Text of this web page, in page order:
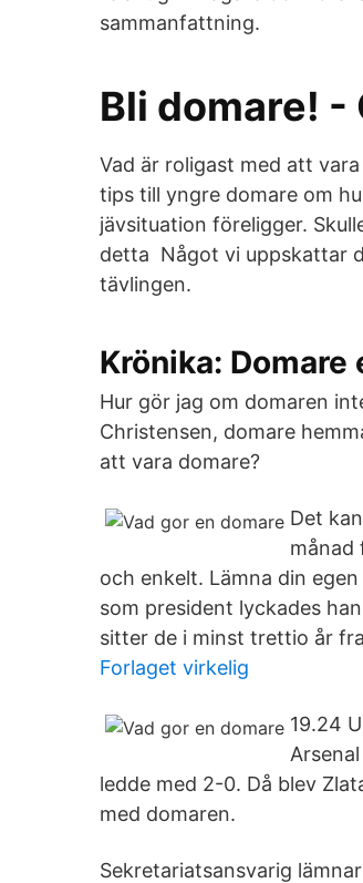
sammanfattning.
Bli domare! -
Vad är roligast med att
tips till yngre domare om
jävsituation föreligger.
detta Något vi uppskattar
tävlingen.
Krönika:
Hur gör jag om domaren
Christensen, domare
att vara domare?
Det
månad
och enkelt. Lämna din
som president lyckades
sitter de i minst trettio år
Forlaget virkelig
19.24
ledde med 2-0. Då blev
med domaren.
Sekretariatsansvarig